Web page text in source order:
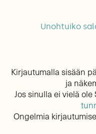
Unohtuiko
Kirjautumalla sisään
ja
Jos sinulla ei vielä
Ongelmia